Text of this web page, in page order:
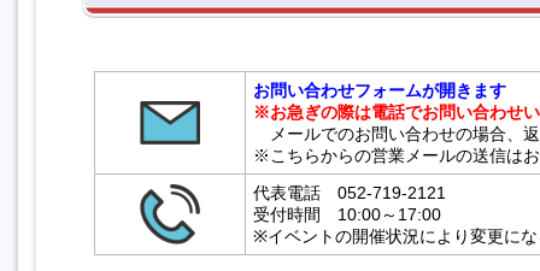
お問い合わせフォームが開きます
※お急ぎの際は電話でお問い合わせ
メールでのお問い合わせの場合、
※こちらからの営業メールの送信は
代表電話 052-719-2121
受付時間 10:00～17:00
※イベントの開催状況により変更に